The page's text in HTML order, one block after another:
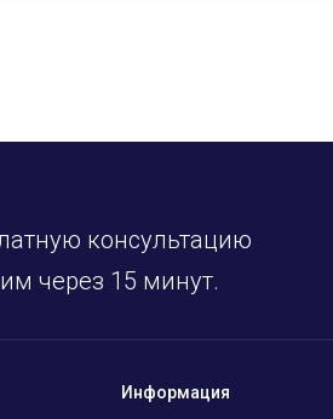
консультацию
через 15 минут.
Информация